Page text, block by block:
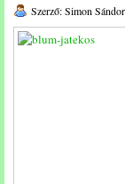
Szerző: Simon Sándor